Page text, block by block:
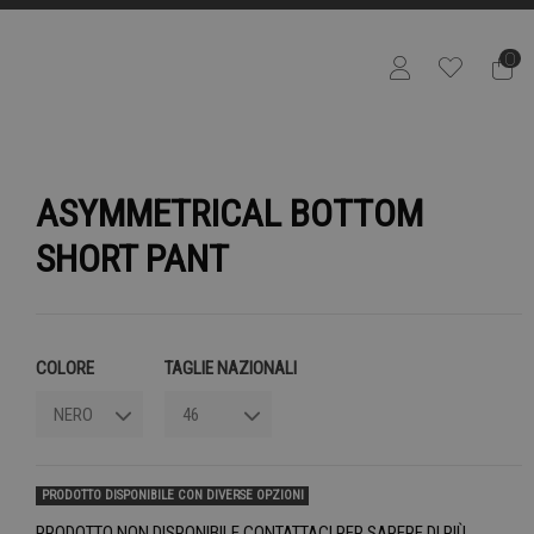
0
ASYMMETRICAL BOTTOM
SHORT PANT
COLORE TAGLIE NAZIONALI
PRODOTTO DISPONIBILE CON DIVERSE OPZIONI